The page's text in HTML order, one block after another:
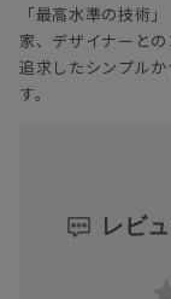
「最高水準の技術
家、デザイナーと
追求したシンプル
す。
レビ